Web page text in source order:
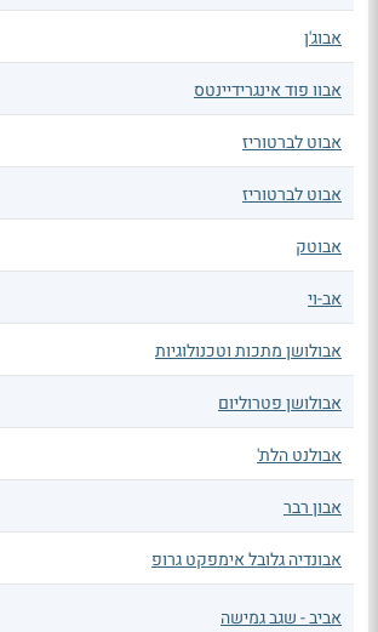
אבוג'ן
אבוו פוד אינגרידיינטס
אבוט לברטוריז
אבוט לברטוריז
אבוטק
אב-וי
אבולושן מתכות וטכנולוגיות
אבולושן פטרוליום
אבולנט הלת'
אבון רבר
אבונדיה גלובל אימפקט גרופ
אביב - שגב גמישה